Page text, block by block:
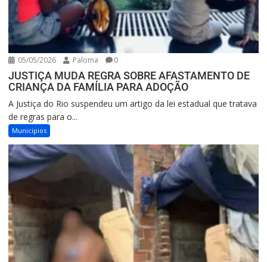
05/05/2026 Paloma 0
JUSTIÇA MUDA REGRA SOBRE AFASTAMENTO DE
CRIANÇA DA FAMÍLIA PARA ADOÇÃO
A Justiça do Rio suspendeu um artigo da lei estadual que tratava
de regras para o...
Municipios